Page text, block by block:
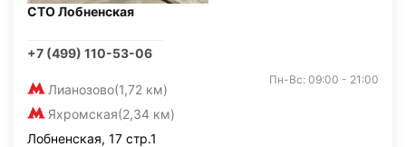
СТО Лобненская
+7 (499) 110-53-06
Лианозово(1,72 км)
Яхромская(2,34 км)
Пн-Вс: 09:00 - 21:00
Лобненская, 17 стр.1